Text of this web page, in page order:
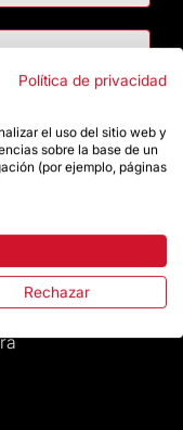
Política de privacidad
el uso del sitio web y
sobre la base de un
(por ejemplo, páginas
Rechazar